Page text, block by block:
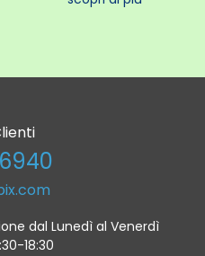
dal Lunedì al Venerdì
18:30